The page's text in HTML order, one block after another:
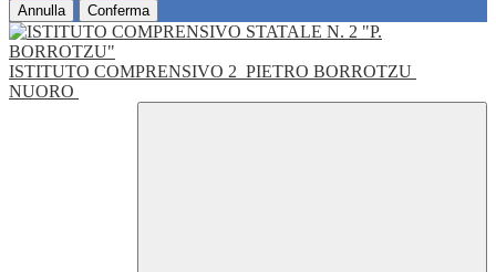
Annulla Conferma
ISTITUTO COMPRENSIVO 2 PIETRO BORROTZU
NUORO